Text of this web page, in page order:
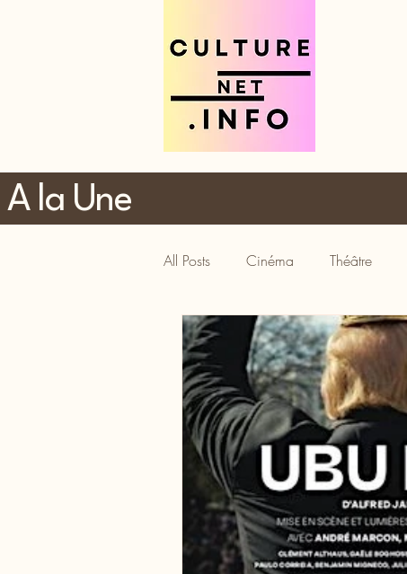
A la Une
All Posts Cinéma Théâtre
Tourisme Gastronomie